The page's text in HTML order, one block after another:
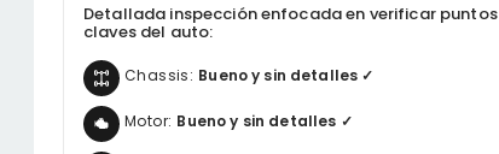
Detallada inspección enfocada en verificar puntos
claves del auto:
Chassis: Bueno y sin detalles ✓
Motor: Bueno y sin detalles ✓